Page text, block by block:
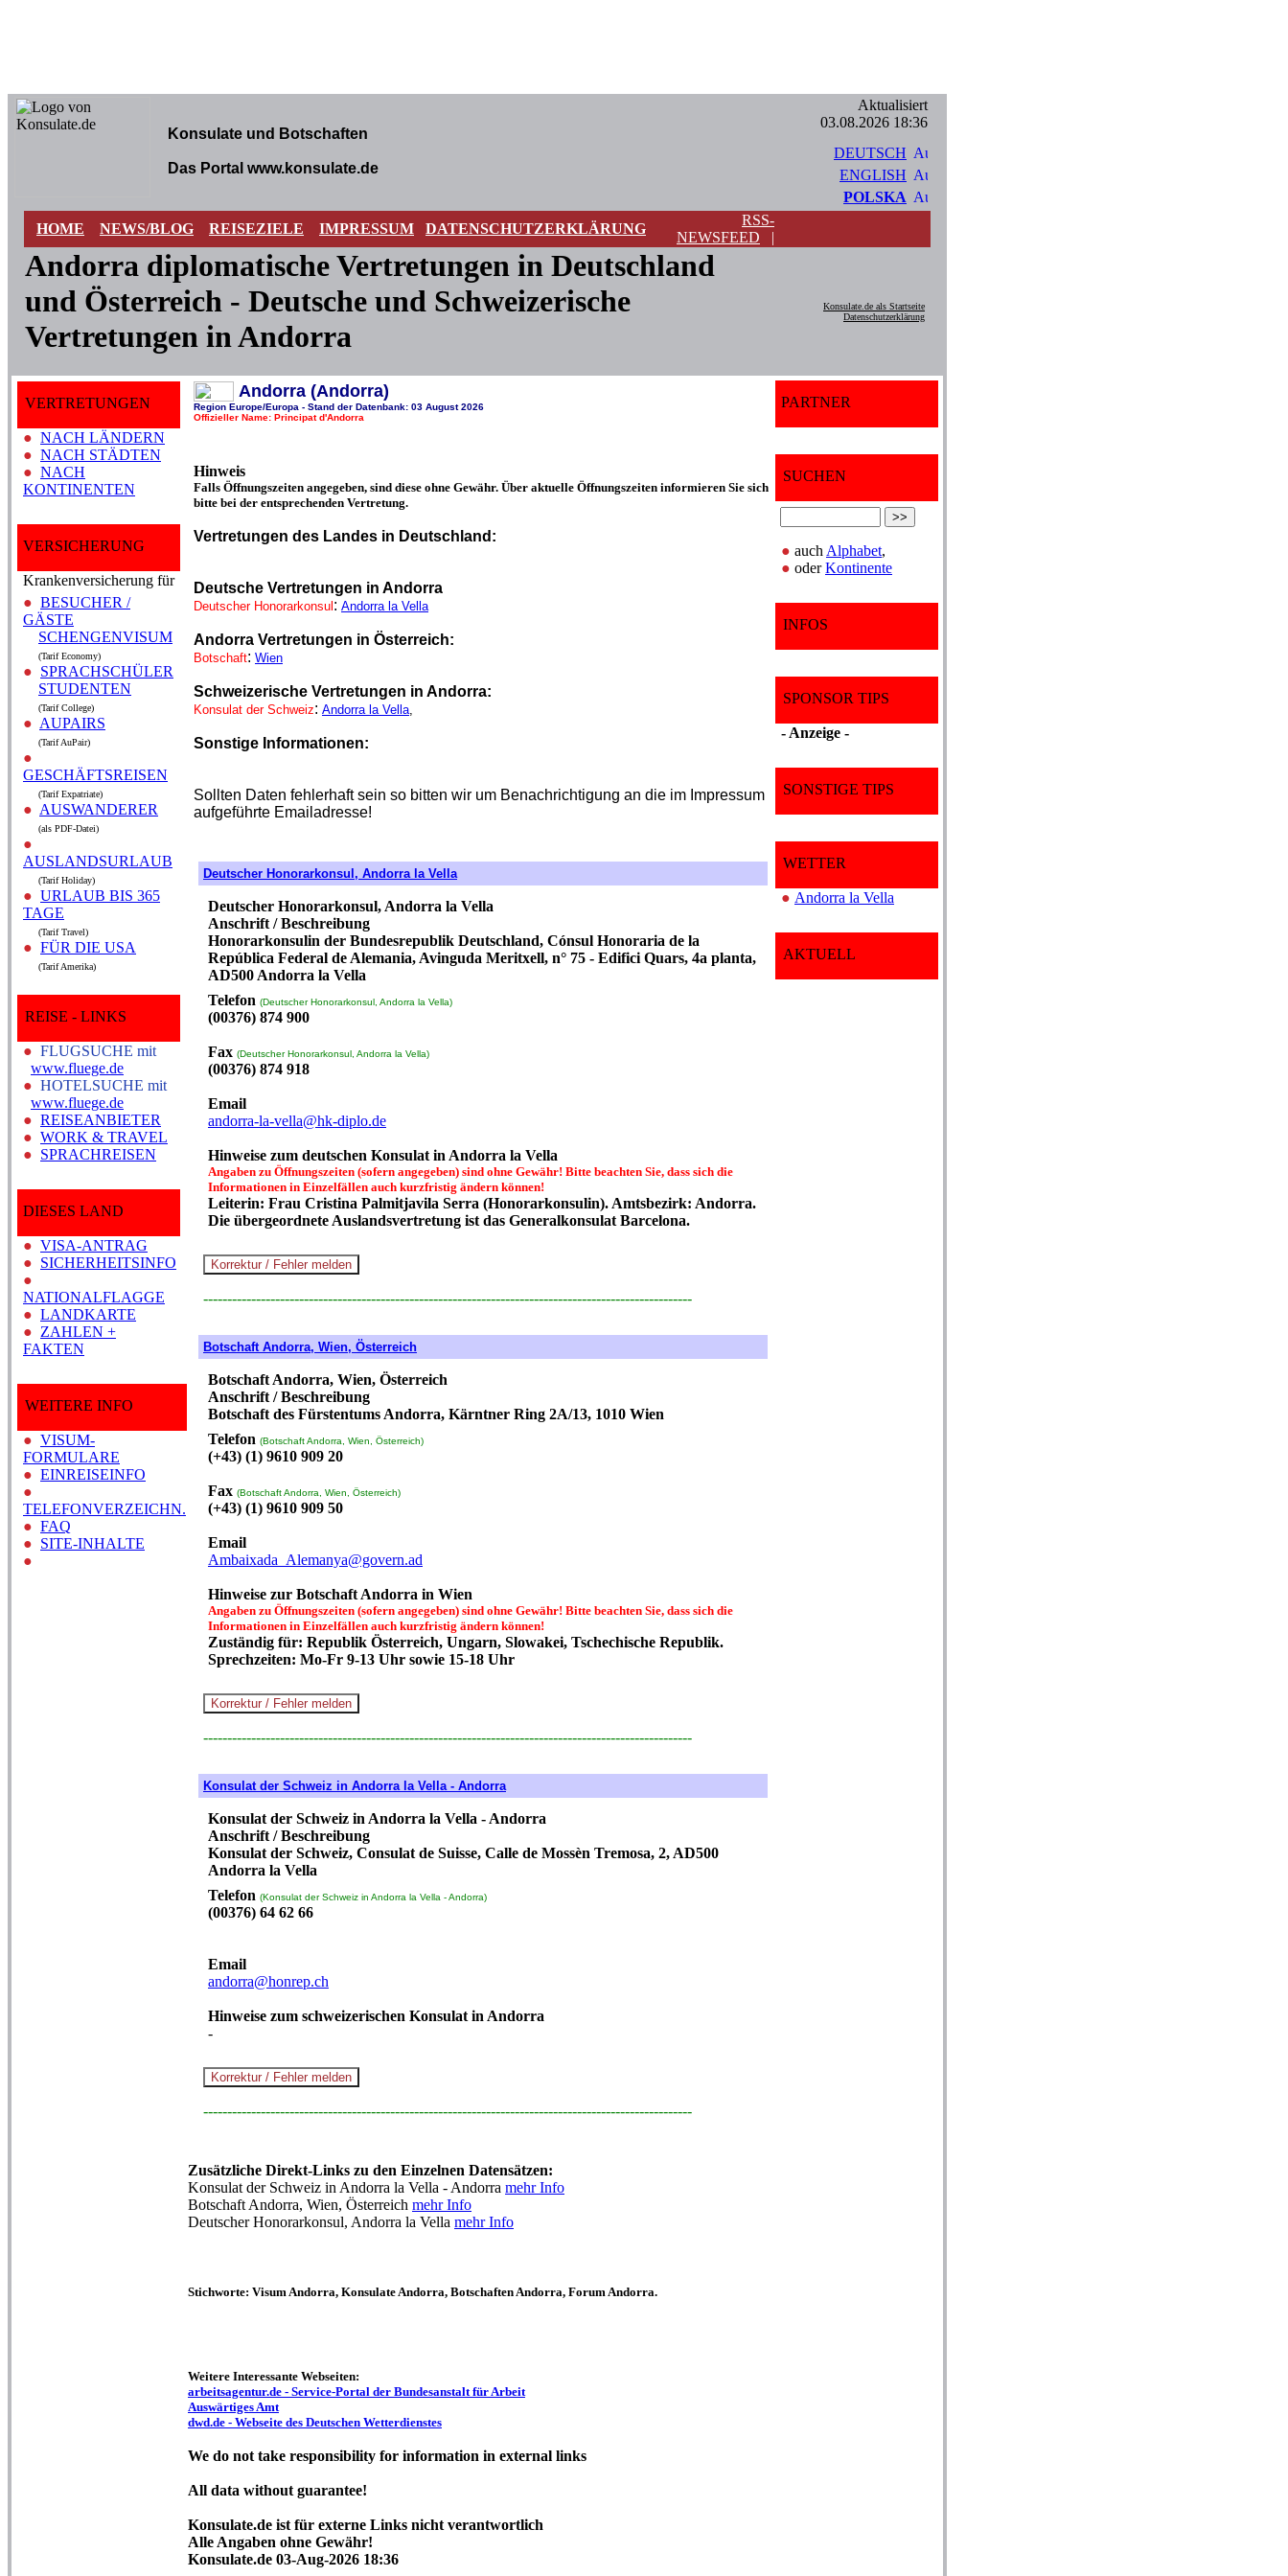
Konsulate und Botschaften
Das Portal www.konsulate.de
Aktualisiert
03.08.2026 18:36
DEUTSCH
ENGLISH
POLSKA
HOME
NEWS/BLOG REISEZIELE IMPRESSUM DATENSCHUTZERKLÄRUNG
RSS-
NEWSFEED |
Andorra diplomatische Vertretungen in Deutschland
und Österreich - Deutsche und Schweizerische
Vertretungen in Andorra
Konsulate.de als Startseite
Datenschutzerklärung
VERTRETUNGEN
● NACH LÄNDERN
● NACH STÄDTEN
● NACH
KONTINENTEN
VERSICHERUNG
Krankenversicherung für
● BESUCHER /
GÄSTE
SCHENGENVISUM
(Tarif Economy)
● SPRACHSCHÜLER
STUDENTEN
(Tarif College)
● AUPAIRS
(Tarif AuPair)
●
GESCHÄFTSREISEN
(Tarif Expatriate)
● AUSWANDERER
(als PDF-Datei)
●
AUSLANDSURLAUB
(Tarif Holiday)
● URLAUB BIS 365
TAGE
(Tarif Travel)
● FÜR DIE USA
(Tarif Amerika)
REISE - LINKS
● FLUGSUCHE mit
www.fluege.de
● HOTELSUCHE mit
www.fluege.de
● REISEANBIETER
● WORK & TRAVEL
● SPRACHREISEN
DIESES LAND
● VISA-ANTRAG
● SICHERHEITSINFO
●
NATIONALFLAGGE
● LANDKARTE
● ZAHLEN +
FAKTEN
WEITERE INFO
● VISUM-
FORMULARE
● EINREISEINFO
●
TELEFONVERZEICHN.
● FAQ
● SITE-INHALTE
●
Andorra (Andorra)
Region Europe/Europa - Stand der Datenbank: 03 August 2026
Offizieller Name: Principat d'Andorra
Hinweis
Falls Öffnungszeiten angegeben, sind diese ohne Gewähr. Über aktuelle Öffnungszeiten informieren Sie sich
bitte bei der entsprechenden Vertretung.
Vertretungen des Landes in Deutschland:
Deutsche Vertretungen in Andorra
Deutscher Honorarkonsul : Andorra la Vella
Andorra Vertretungen in Österreich:
Botschaft: Wien
Schweizerische Vertretungen in Andorra:
Konsulat der Schweiz: Andorra la Vella,
Sonstige Informationen:
Sollten Daten fehlerhaft sein so bitten wir um Benachrichtigung an die im Impressum
aufgeführte Emailadresse!
Deutscher Honorarkonsul, Andorra la Vella
Deutscher Honorarkonsul, Andorra la Vella
Anschrift / Beschreibung
Honorarkonsulin der Bundesrepublik Deutschland, Cónsul Honoraria de la
República Federal de Alemania, Avinguda Meritxell, n° 75 - Edifici Quars, 4a planta,
AD500 Andorra la Vella
Telefon (Deutscher Honorarkonsul, Andorra la Vella)
(00376) 874 900
Fax (Deutscher Honorarkonsul, Andorra la Vella)
(00376) 874 918
Email
andorra-la-vella@hk-diplo.de
Hinweise zum deutschen Konsulat in Andorra la Vella
Angaben zu Öffnungszeiten (sofern angegeben) sind ohne Gewähr! Bitte beachten Sie, dass sich die
Informationen in Einzelfällen auch kurzfristig ändern können!
Leiterin: Frau Cristina Palmitjavila Serra (Honorarkonsulin). Amtsbezirk: Andorra.
Die übergeordnete Auslandsvertretung ist das Generalkonsulat Barcelona.
------------------------------------------------------------------------------------------------------
Botschaft Andorra, Wien, Österreich
Botschaft Andorra, Wien, Österreich
Anschrift / Beschreibung
Botschaft des Fürstentums Andorra, Kärntner Ring 2A/13, 1010 Wien
Telefon (Botschaft Andorra, Wien, Österreich)
(+43) (1) 9610 909 20
Fax (Botschaft Andorra, Wien, Österreich)
(+43) (1) 9610 909 50
Email
Ambaixada_Alemanya@govern.ad
Hinweise zur Botschaft Andorra in Wien
Angaben zu Öffnungszeiten (sofern angegeben) sind ohne Gewähr! Bitte beachten Sie, dass sich die
Informationen in Einzelfällen auch kurzfristig ändern können!
Zuständig für: Republik Österreich, Ungarn, Slowakei, Tschechische Republik.
Sprechzeiten: Mo-Fr 9-13 Uhr sowie 15-18 Uhr
------------------------------------------------------------------------------------------------------
Konsulat der Schweiz in Andorra la Vella - Andorra
Konsulat der Schweiz in Andorra la Vella - Andorra
Anschrift / Beschreibung
Konsulat der Schweiz, Consulat de Suisse, Calle de Mossèn Tremosa, 2, AD500
Andorra la Vella
Telefon (Konsulat der Schweiz in Andorra la Vella - Andorra)
(00376) 64 62 66
Email
andorra@honrep.ch
Hinweise zum schweizerischen Konsulat in Andorra
-
------------------------------------------------------------------------------------------------------
Zusätzliche Direkt-Links zu den Einzelnen Datensätzen:
Konsulat der Schweiz in Andorra la Vella - Andorra mehr Info
Botschaft Andorra, Wien, Österreich mehr Info
Deutscher Honorarkonsul, Andorra la Vella mehr Info
Stichworte: Visum Andorra, Konsulate Andorra, Botschaften Andorra, Forum Andorra.
Weitere Interessante Webseiten:
arbeitsagentur.de - Service-Portal der Bundesanstalt für Arbeit
Auswärtiges Amt
dwd.de - Webseite des Deutschen Wetterdienstes
We do not take responsibility for information in external links
All data without guarantee!
Konsulate.de ist für externe Links nicht verantwortlich
Alle Angaben ohne Gewähr!
Konsulate.de 03-Aug-2026 18:36
PARTNER
SUCHEN
● auch Alphabet,
● oderKontinente
INFOS
SPONSOR TIPS
- Anzeige -
SONSTIGE TIPS
WETTER
● Andorra la Vella
AKTUELL